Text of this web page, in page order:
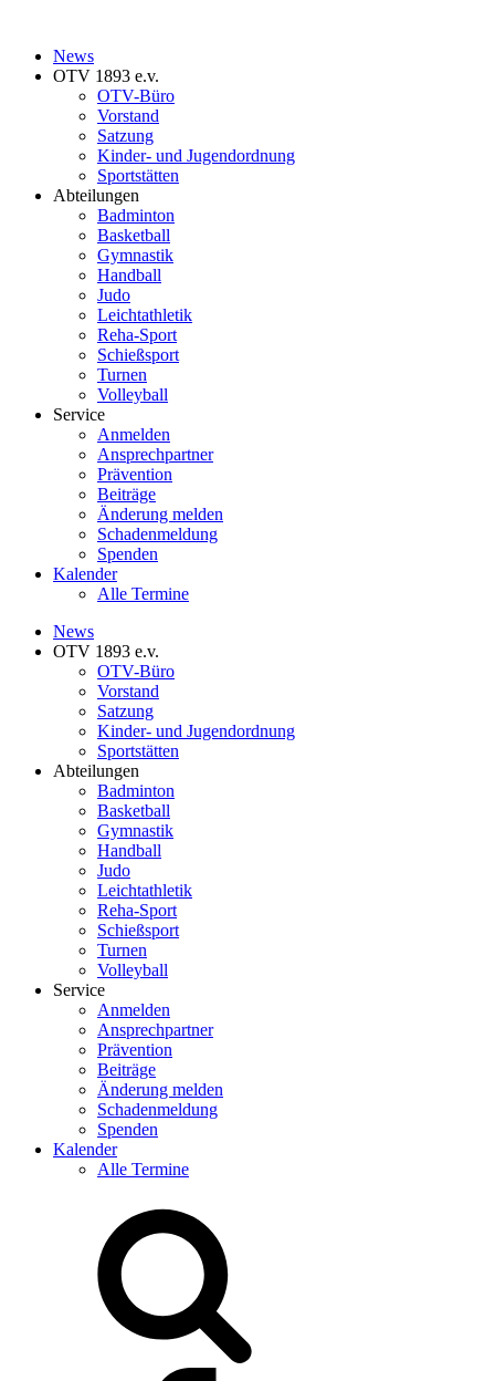
News
OTV 1893 e.v.
OTV-Büro
Vorstand
Satzung
Kinder- und Jugendordnung
Sportstätten
Abteilungen
Badminton
Basketball
Gymnastik
Handball
Judo
Leichtathletik
Reha-Sport
Schießsport
Turnen
Volleyball
Service
Anmelden
Ansprechpartner
Prävention
Beiträge
Änderung melden
Schadenmeldung
Spenden
Kalender
Alle Termine
News
OTV 1893 e.v.
OTV-Büro
Vorstand
Satzung
Kinder- und Jugendordnung
Sportstätten
Abteilungen
Badminton
Basketball
Gymnastik
Handball
Judo
Leichtathletik
Reha-Sport
Schießsport
Turnen
Volleyball
Service
Anmelden
Ansprechpartner
Prävention
Beiträge
Änderung melden
Schadenmeldung
Spenden
Kalender
Alle Termine